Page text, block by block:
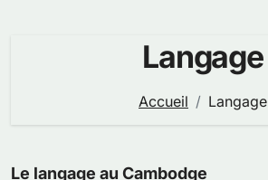
Langage
Accueil Langage
Le langage au Cambodge